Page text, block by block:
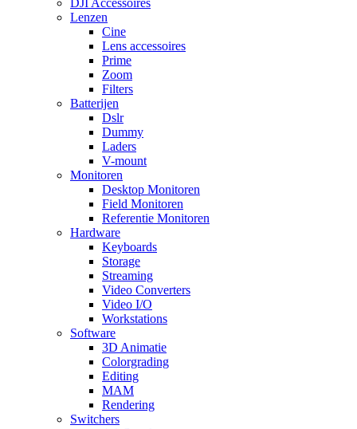
DJI Accessoires
Lenzen
Cine
Lens accessoires
Prime
Zoom
Filters
Batterijen
Dslr
Dummy
Laders
V-mount
Monitoren
Desktop Monitoren
Field Monitoren
Referentie Monitoren
Hardware
Keyboards
Storage
Streaming
Video Converters
Video I/O
Workstations
Software
3D Animatie
Colorgrading
Editing
MAM
Rendering
Switchers